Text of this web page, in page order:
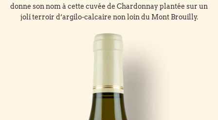
donne son nom à cette cuvée de Chardonnay plantée sur un
joli terroir d’argilo-calcaire non loin du Mont Brouilly.